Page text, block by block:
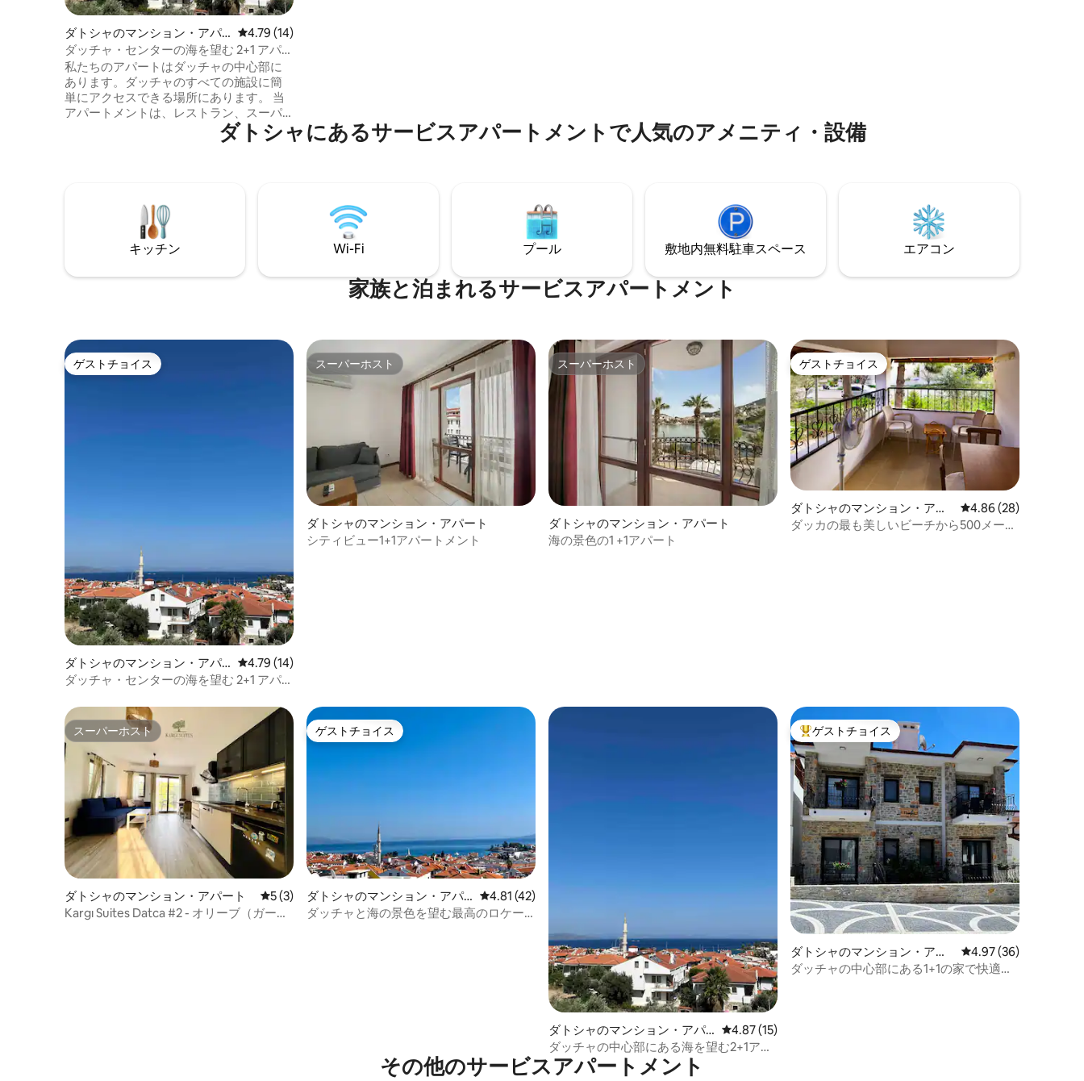
ダトシャのマンション・アパ
ート
レビュー14件、5つ星中4.79つ星の平均評価
4.79 (14)
ダッチャ・センターの海を望む 2+1 アパー
ト 3
私たちのアパートはダッチャの中心部に
あります。ダッチャのすべての施設に簡
単にアクセスできる場所にあります。 当
アパートメントは、レストラン、スーパ
ー、パン屋、港、ビーチまで徒歩圏内で
あります。 リビングルームにはエアコン
があります！ ファミリー ベッドルームに
はウォーター ポータブル エアコンと扇風
機があります。 子供部屋には2台の換気扇
があります。 !! アパートメントにはプール
はありません !!
はありません。
ダトシャにあるサービスアパートメントで人気のアメニティ・設備
キッチン Wi-Fi プール 敷地内無料駐⁠車ス⁠ペ⁠ー⁠ス エアコン
家族と泊まれるサービスアパートメント
ゲストチョイス
ゲストチョイス
ダトシャのマンション・アパ
ート
レビュー14件、5つ星中4.79つ星の平均評価
4.79 (14)
ダッチャ・センターの海を望む 2+1 アパー
スーパーホスト
スーパーホスト
ダトシャのマンション・アパート
シティビュー1+1アパートメント
スーパーホスト
スーパーホスト
ダトシャのマンション・アパート
海の景色の1 +1アパート
ゲストチョイス
ゲストチョイス
ダトシャのマンション・アパ
ート
レビュー28件、5つ星
4.86 (28)
ダッカの最も美しいビーチから500メート
スーパーホスト
スーパーホスト
ダトシャのマンション・アパート レビュー3件、5つ星中5つ星の平均評価
5 (3)
Kargı Suites Datca #2 - オリーブ（ガーデ
ゲストチョイス
ゲストチョイス
ダトシャのマンション・アパ
ート
レビュー42件、5つ星中4.81つ星の平均評価
4.81 (42)
ダッチャと海の景色を望む最高のロケー
ダトシャのマンション・アパ
ート
レビュー15件、5つ星中4.87つ星の平均評価
4.87 (15)
ダッチャの中心部にある海を望む2+1アパ
ートメント2
大好評のゲストチョイスです。
ゲストチョイス
ダトシャのマンション・アパ
ート
レビュー36件、5つ星
4.97 (36)
ダッチャの中心部にある1+1の家で快適に
その他のサービスアパートメント